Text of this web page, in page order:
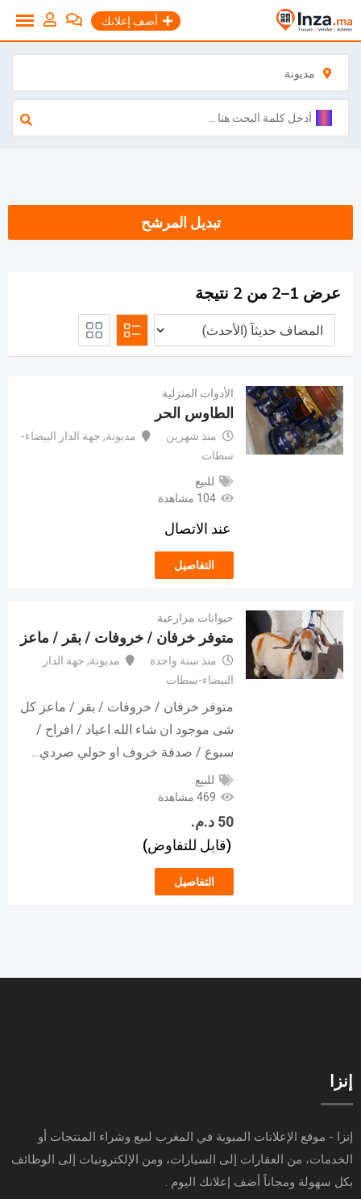
إلى
المحتوى
أضف إعلانك
مديونة
تبديل المرشح
عرض 1–2 من 2 نتيجة
الأدوات المنزلية
الطاوس الحر
منذ شهرين مديونة, جهة الدار البيضاء-
سطات
للبيع
104 مشاهدة
عند الاتصال
التفاصيل
حيوانات مزارعية
متوفر خرفان / خروفات / بقر / ماعز
منذ سنة واحدة مديونة, جهة الدار
البيضاء-سطات
متوفر خرفان / خروفات / بقر / ماعز كل
شى موجود ان شاء الله اعياد / افراح /
سبوع / صدقة خروف او حولي صردي…
للبيع
469 مشاهدة
50 د.م.
(قابل للتفاوض)
التفاصيل
إنزا
إنزا - موقع الإعلانات المبوبة في المغرب لبيع وشراء المنتجات أو
الخدمات، من العقارات إلى السيارات، ومن الإلكترونيات إلى الوظائف
بكل سهولة ومجاناً أضف إعلانك اليوم .